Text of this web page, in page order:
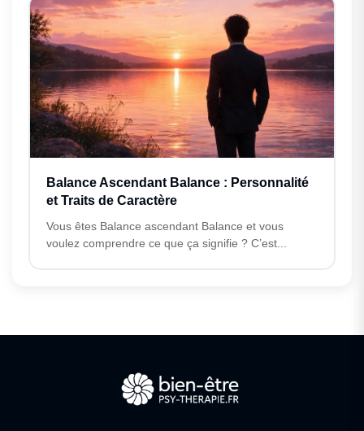
Balance Ascendant Balance : Personnalité
et Traits de Caractère
Vous êtes Balance ascendant Balance et vous
voulez comprendre ce que ça signifie ? C’est...